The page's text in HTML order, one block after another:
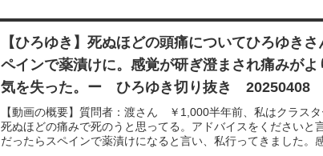
【ひろゆき】死ぬほどの頭痛についてひろゆき
ペインで薬漬けに。感覚が研ぎ澄まされ痛みが
気を失った。ー ひろゆき切り抜き 20250408
【動画の概要】質問者：渡さん ￥1,000半年前、私はクラスタ
死ぬほどの痛みで死のうと思ってる。アドバイスをくださいと
だったらスペインで薬漬けになると言い、私行ってきました。